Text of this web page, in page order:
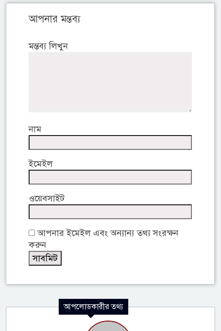
আপনার মন্তব্য
মন্তব্য লিখুন
নাম
ইমেইল
ওয়েবসাইট
আপনার ইমেইল এবং অন্যান্য তথ্য সংরক্ষন
করুন
আপলোডকারীর তথ্য